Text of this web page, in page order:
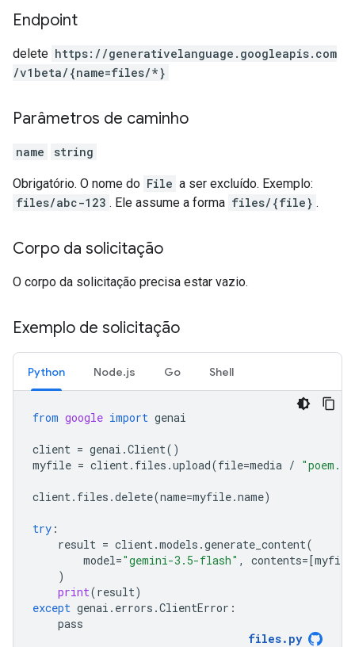
Endpoint
delete https: / /generativelanguage.googleapis.com
/v1beta/{name=files/*}
Parâmetros de caminho
name string
Obrigatório. O nome do File a ser excluído. Exemplo:
files/abc-123 . Ele assume a forma files/{file} .
Corpo da solicitação
O corpo da solicitação precisa estar vazio.
Exemplo de solicitação
Python Node.js Go Shell
from google import genai
client = genai .Client()
myfile = client. files .upload(file=media /
client. files .delete(name=myfile.name)
try :
result = client.models .generate_content(
model="gemini-3.5-flash" , contents=[myfile
)
print(result)
except genai . errors .ClientError :
pass
files. py